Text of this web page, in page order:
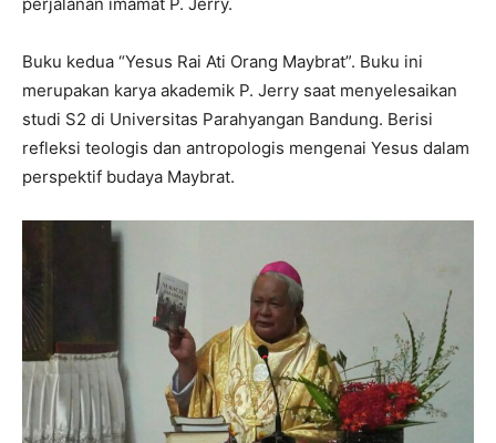
Buku kedua “Yesus Rai Ati Orang Maybrat”. Buku ini
merupakan karya akademik P. Jerry saat menyelesaikan
studi S2 di Universitas Parahyangan Bandung. Berisi
refleksi teologis dan antropologis mengenai Yesus dalam
perspektif budaya Maybrat.